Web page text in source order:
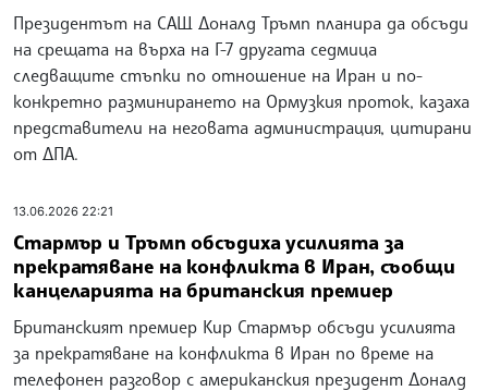
Президентът на САЩ Доналд Тръмп планира да обсъди
на срещата на върха на Г-7 другата седмица
следващите стъпки по отношение на Иран и по-
конкретно разминирането на Ормузкия проток, казаха
представители на неговата администрация, цитирани
от ДПА.
13.06.2026 22:21
Стармър и Тръмп обсъдиха усилията за
прекратяване на конфликта в Иран, съобщи
канцеларията на британския премиер
Британският премиер Кир Стармър обсъди усилията
за прекратяване на конфликта в Иран по време на
телефонен разговор с американския президент Доналд